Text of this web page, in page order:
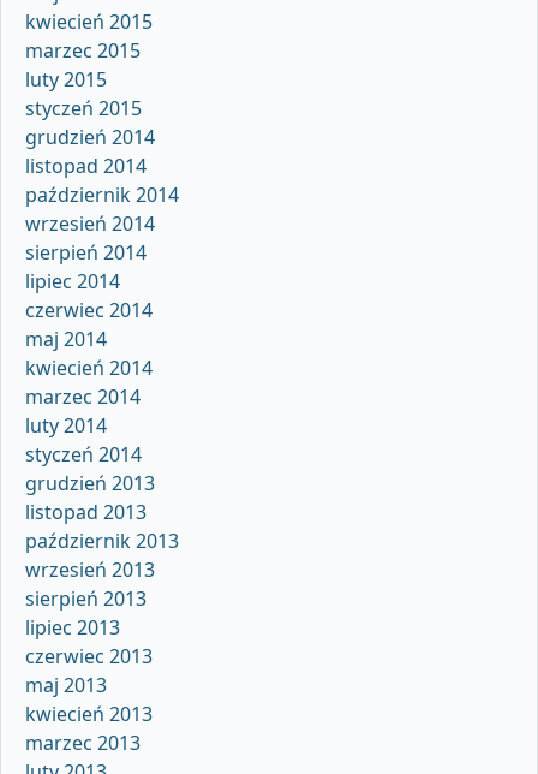
kwiecień 2015
marzec 2015
luty 2015
styczeń 2015
grudzień 2014
listopad 2014
październik 2014
wrzesień 2014
sierpień 2014
lipiec 2014
czerwiec 2014
maj 2014
kwiecień 2014
marzec 2014
luty 2014
styczeń 2014
grudzień 2013
listopad 2013
październik 2013
wrzesień 2013
sierpień 2013
lipiec 2013
czerwiec 2013
maj 2013
kwiecień 2013
marzec 2013